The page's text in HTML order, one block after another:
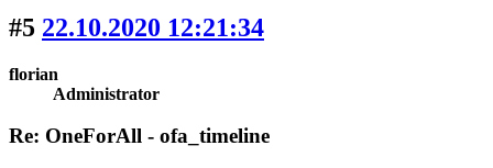
#5 22.10.2020 12:21:34
florian
Administrator
Re: OneForAll - ofa_timeline